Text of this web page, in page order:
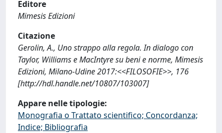
Editore
Mimesis Edizioni
Citazione
Gerolin, A., Uno strappo alla regola. In dialogo con
Taylor, Williams e MacIntyre su beni e norme, Mimesis
Edizioni, Milano-Udine 2017:<<FILOSOFIE>>, 176
[http://hdl.handle.net/10807/103007]
Appare nelle tipologie:
Monografia o Trattato scientifico; Concordanza;
Indice; Bibliografia